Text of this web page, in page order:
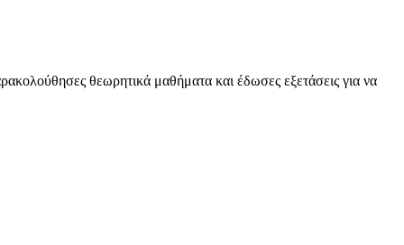
θεωρητικά μαθήματα και έδωσες εξετάσεις για να